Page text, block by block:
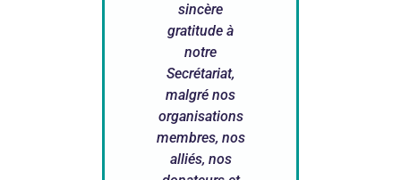
sincère
gratitude à
notre
Secrétariat,
malgré nos
organisations
membres, nos
alliés, nos